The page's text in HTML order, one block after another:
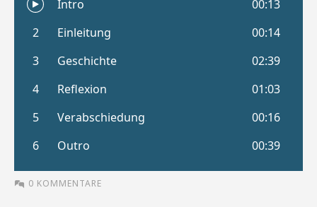
0 KOMMENTARE